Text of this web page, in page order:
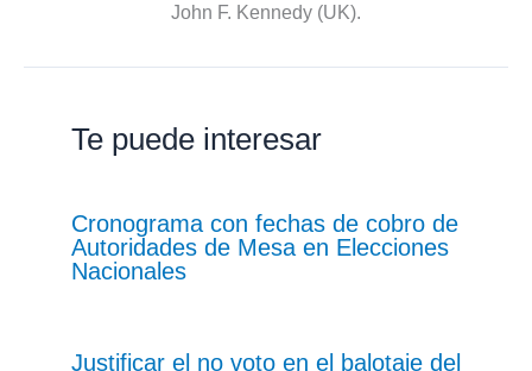
John F. Kennedy (UK).
Te puede interesar
Cronograma con fechas de cobro de
Autoridades de Mesa en Elecciones
Nacionales
Justificar el no voto en el balotaje del